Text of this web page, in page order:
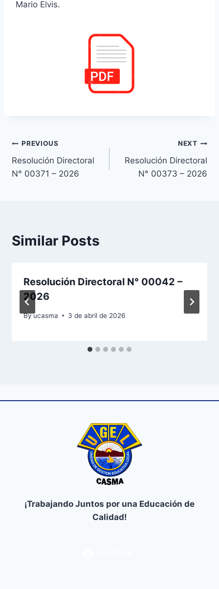
Mario Elvis.
Navegación
de
PREVIOUS
Resolución Directoral
N° 00371 – 2026
NEXT
Resolución Directoral
N° 00373 – 2026
Similar Posts
Resolución Directoral N° 00042 –
2026
Byucasma 3 de abril de 2026
¡Trabajando Juntos por una Educación de
Calidad!